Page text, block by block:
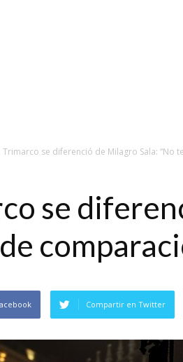
Trimarco se diferenció de Milagro Sala: “No
se
Compartir en Twitter